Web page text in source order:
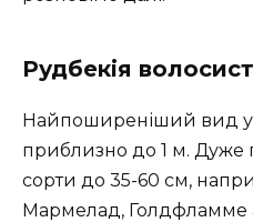
Рудбекія
Найпоширеніший вид у
приблизно до 1 м. Дуже
сорти до 35-60 см,
Мармелад, Голдфламме